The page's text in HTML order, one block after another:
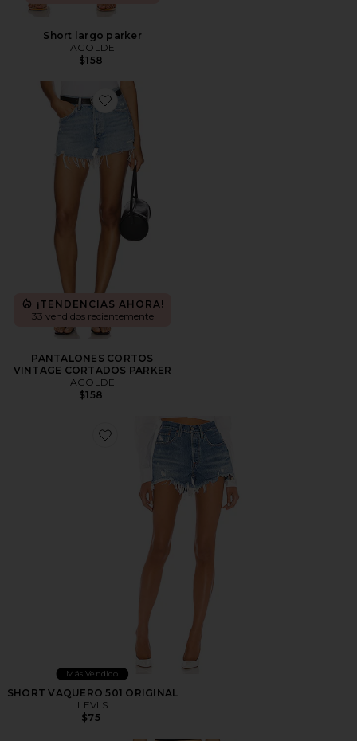
Short largo parker
AGOLDE
$158
Favorite PANTALONES CORTOS VINTAGE
¡TENDENCIAS AHORA!
33 vendidos recientemente
PANTALONES CORTOS
VINTAGE CORTADOS PARKER
AGOLDE
$158
Favorite SHORT VAQUERO 501 ORIGINAL
Más Vendido
SHORT VAQUERO 501 ORIGINAL
LEVI'S
$75